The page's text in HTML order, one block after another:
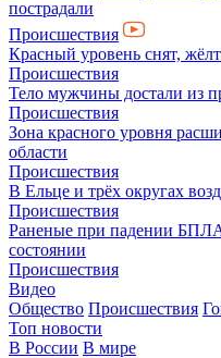
пострадали
Происшествия
Красный уровень снят,
Происшествия
Тело мужчины достали из
Происшествия
Зона красного уровня
области
Происшествия
В Ельце и трёх округах
Происшествия
Раненые при падении БПЛА
состоянии
Происшествия
Видео
Общество Происшествия
Топ новости
В России В мире